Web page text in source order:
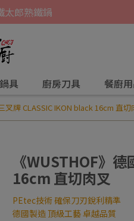
太郎熟鐵鍋
具 廚房刀具 餐廚
叉牌 CLASSIC IKON black 16cm 直切
《WUSTHOF》
16cm 直切肉叉
PEtec技術 確保刀刃銳利精準
德國製造 頂級工藝 卓越品質